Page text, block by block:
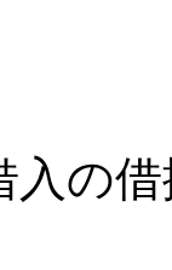
の借